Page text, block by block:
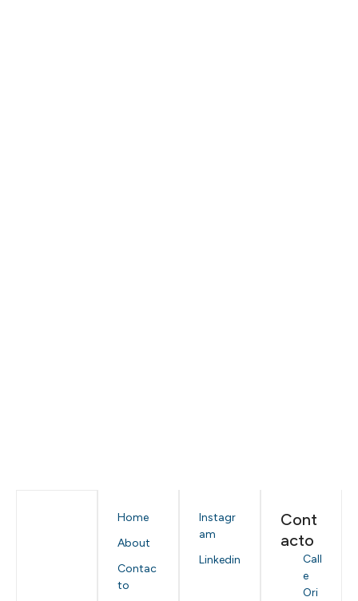
Home
About
Contac
to
Instagr
am
Linkedin
Cont
acto
Call
e
Ori